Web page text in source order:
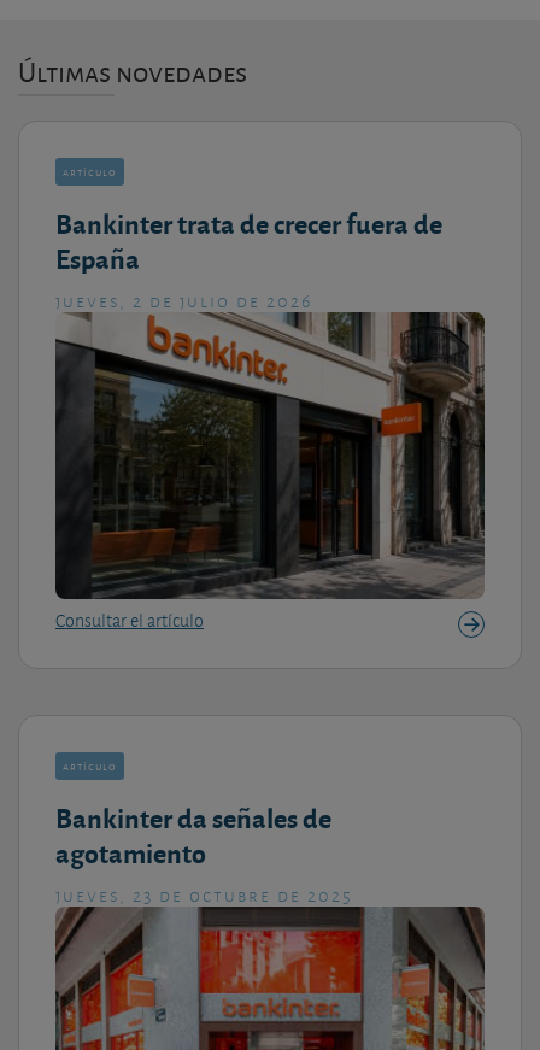
Últimas novedades
artículo
Bankinter trata de crecer fuera de
España
jueves, 2 de julio de 2026
Consultar el artículo
artículo
Bankinter da señales de
agotamiento
jueves, 23 de octubre de 2025